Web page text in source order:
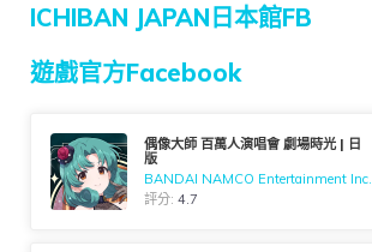
ICHIBAN JAPAN日本館FB
遊戲官方Facebook
偶像大師 百萬人演唱會 劇場時光 | 日
版
BANDAI NAMCO Entertainment Inc.
評分:4.7